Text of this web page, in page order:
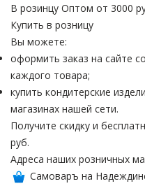
В розинцу Оптом от 3000
Купить в розницу
Вы можете:
оформить заказ на сайте
каждого товара;
купить кондитерские
магазинах нашей сети.
Получите скидку и
руб.
Адреса наших розничных
Самоваръ на